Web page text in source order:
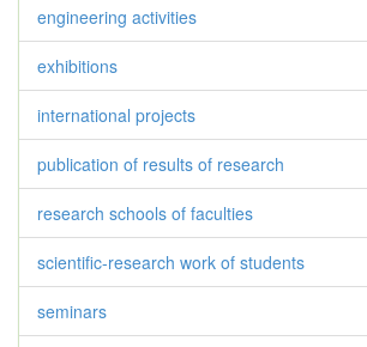
engineering activities
exhibitions
international projects
publication of results of research
research schools of faculties
scientific-research work of students
seminars